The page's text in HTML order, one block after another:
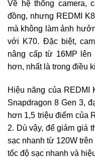
Về hệ thống camera,
đồng, nhưng REDMI
mà không làm ảnh
với K70. Đặc biệt,
nâng cấp từ 16MP lên
hơn, nhất là trong điều
Hiệu năng của
Snapdragon 8 Gen 3,
hơn 1,5 triệu điểm của
2. Dù vậy, để giảm giá
sạc nhanh từ 120W
tốc độ sạc nhanh và